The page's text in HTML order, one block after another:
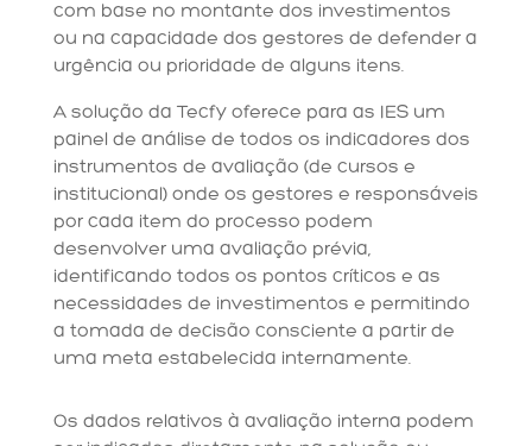
com base no montante dos investimentos
ou na capacidade dos gestores de defender a
urgência ou prioridade de alguns itens.
A solução da Tecfy oferece para as IES um
painel de análise de todos os indicadores dos
instrumentos de avaliação (de cursos e
institucional) onde os gestores e responsáveis
por cada item do processo podem
desenvolver uma avaliação prévia,
identificando todos os pontos críticos e as
necessidades de investimentos e permitindo
a tomada de decisão consciente a partir de
uma meta estabelecida internamente.
Os dados relativos à avaliação interna podem